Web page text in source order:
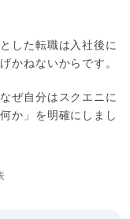
した転職は入社後に
かねないからです。
ぜ自分はスクエニに
か」を明確にしまし